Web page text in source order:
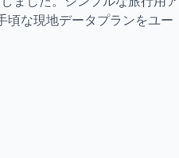
頃な現地データプランをユー